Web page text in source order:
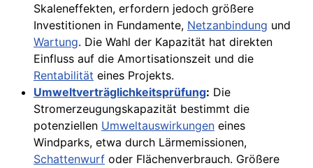
Skaleneffekten, erfordern jedoch größere
Investitionen in Fundamente, Netzanbindung und
Wartung. Die Wahl der Kapazität hat direkten
Einfluss auf die Amortisationszeit und die
Rentabilität eines Projekts.
Umweltverträglichkeitsprüfung: Die
Stromerzeugungskapazität bestimmt die
potenziellen Umweltauswirkungen eines
Windparks, etwa durch Lärmemissionen,
Schattenwurf oder Flächenverbrauch. Größere